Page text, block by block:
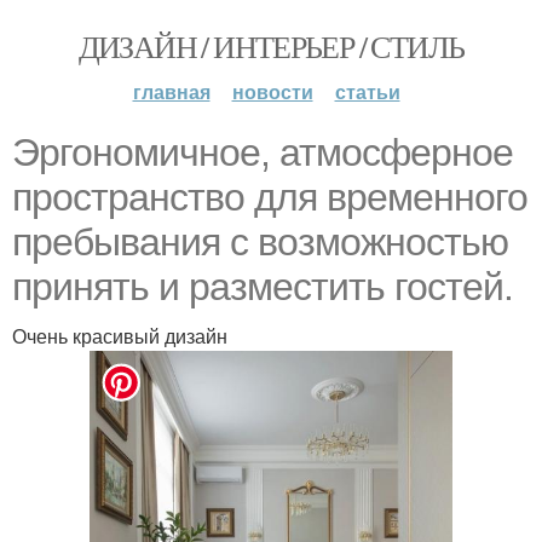
ДИЗАЙН / ИНТЕРЬЕР / СТИЛЬ
главная новости статьи
Эргономичное, атмосферное
пространство для временного
пребывания с возможностью
принять и разместить гостей.
Очень красивый дизайн